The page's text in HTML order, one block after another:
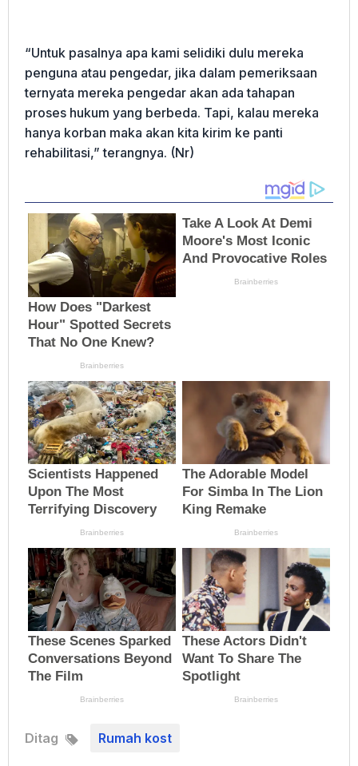
“Untuk pasalnya apa kami selidiki dulu mereka
penguna atau pengedar, jika dalam pemeriksaan
ternyata mereka pengedar akan ada tahapan
proses hukum yang berbeda. Tapi, kalau mereka
hanya korban maka akan kita kirim ke panti
rehabilitasi,” terangnya. (Nr)
Ditag Rumah kost